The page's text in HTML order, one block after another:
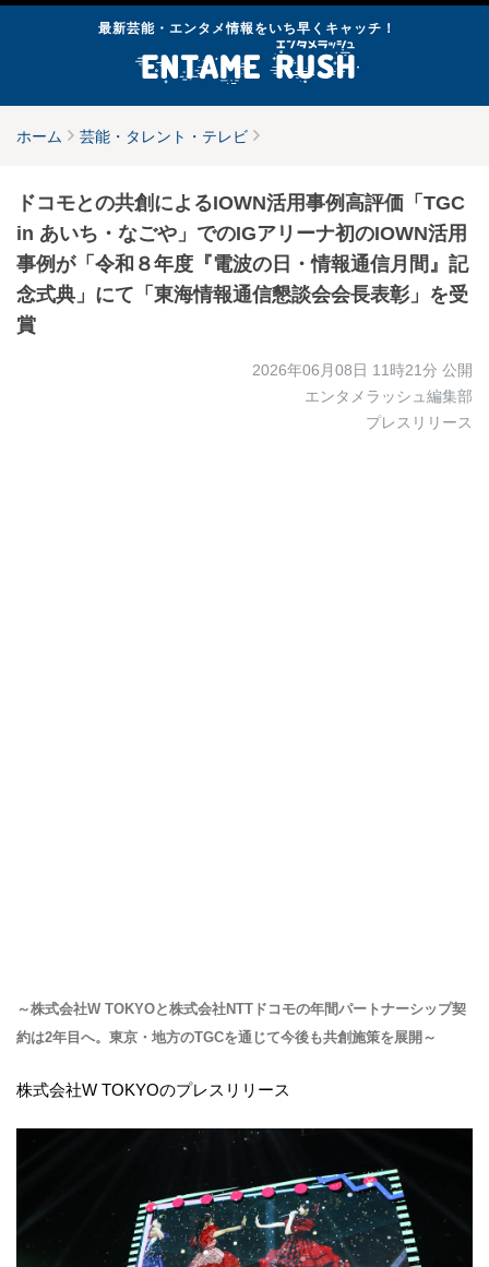
最新芸能・エンタメ情報をいち早くキャッチ！
ホーム 芸能・タレント・テレビ
ドコモとの共創によるIOWN活用事例高評価「TGC
in あいち・なごや」でのIGアリーナ初のIOWN活用
事例が「令和８年度『電波の日・情報通信月間』記
念式典」にて「東海情報通信懇談会会長表彰」を受
賞
2026年06月08日 11時21分 公開
エンタメラッシュ編集部
プレスリリース
～株式会社W TOKYOと株式会社NTTドコモの年間パートナーシップ契
約は2年目へ。東京・地方のTGCを通じて今後も共創施策を展開～
株式会社W TOKYOのプレスリリース